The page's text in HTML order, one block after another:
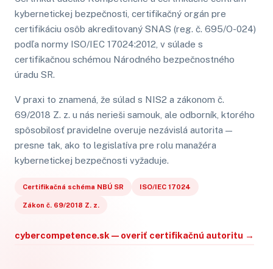
kybernetickej bezpečnosti, certifikačný orgán pre
certifikáciu osôb akreditovaný SNAS (reg. č. 695/O-024)
podľa normy ISO/IEC 17024:2012, v súlade s
certifikačnou schémou Národného bezpečnostného
úradu SR.
V praxi to znamená, že súlad s NIS2 a zákonom č.
69/2018 Z. z. u nás nerieši samouk, ale odborník, ktorého
spôsobilosť pravidelne overuje nezávislá autorita —
presne tak, ako to legislatíva pre rolu manažéra
kybernetickej bezpečnosti vyžaduje.
Certifikačná schéma NBÚ SR ISO/IEC 17024
Zákon č. 69/2018 Z. z.
cybercompetence.sk — overiť certifikačnú autoritu →